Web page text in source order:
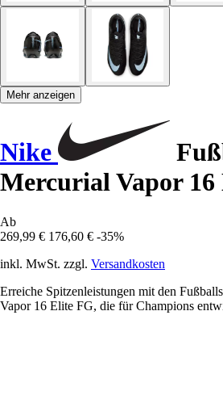
Mehr anzeigen
Nike
Mercurial Vapor 16
Ab
269,99 € 176,60 € -35%
inkl. MwSt. zzgl. Versandkosten
Erreiche Spitzenleistungen mit den
Vapor 16 Elite FG, die für Champions